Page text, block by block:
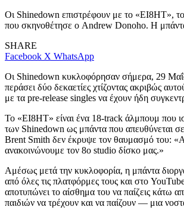
Οι Shinedown επιστρέφουν με το «EI8HT»,
που σκηνοθέτησε ο Andrew Donoho. Η
SHARE
Facebook X WhatsApp
Οι Shinedown κυκλοφόρησαν σήμερα, 29
περάσει δύο δεκαετίες χτίζοντας ακριβώς
με τα pre-release singles να έχουν ήδη
Το «EI8HT» είναι ένα 18-track άλμπουμ που
των Shinedown ως μπάντα που απευθύνεται
Brent Smith δεν έκρυψε τον θαυμασμό του:
ανακοινώνουμε τον 8ο studio δίσκο μας.»
Αμέσως μετά την κυκλοφορία, η μπάντα
από όλες τις πλατφόρμες τους και στο
αποτυπώνει το αίσθημα του να παίζεις κάτω
παιδιών να τρέχουν και να παίζουν — μια